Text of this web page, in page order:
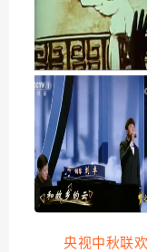
央视中秋联